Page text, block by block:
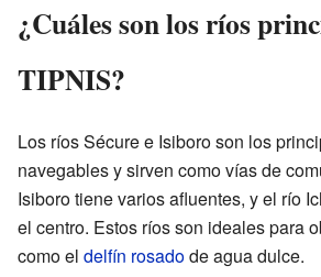
¿Cuáles son los ríos
TIPNIS?
Los ríos Sécure e Isiboro son los
navegables y sirven como vías de
Isiboro tiene varios afluentes, y el río
el centro. Estos ríos son ideales para
como el delfín rosadode agua dulce.